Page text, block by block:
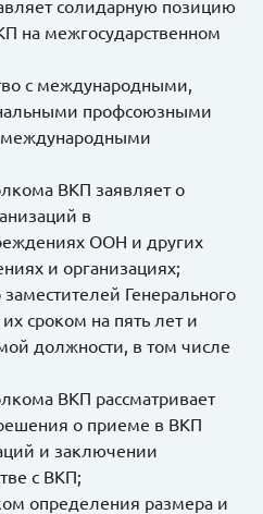
солидарную позицию
на межгосударственном
с международными,
профсоюзными
ВКП заявляет о
в
ООН и других
и организациях;
Генерального
сроком на пять лет и
должности, в том числе
ВКП рассматривает
о приеме в ВКП
и заключении
с ВКП;
определения размера и